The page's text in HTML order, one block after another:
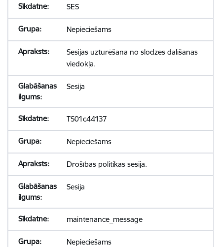
SES
Nepieciešams
Sesijas uzturēšana no slodzes dalīšanas
viedokļa.
Sesija
TS01c44137
Nepieciešams
Drošības politikas sesija.
Sesija
maintenance_message
Nepieciešams